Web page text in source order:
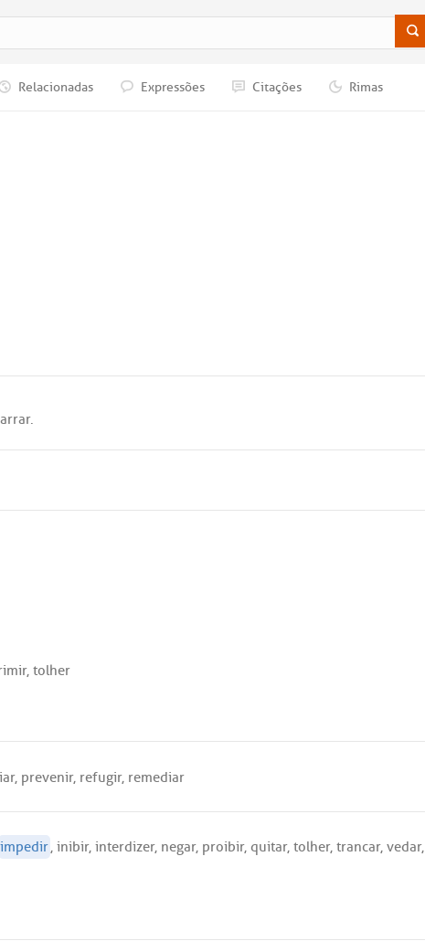
Relacionadas Expressões Citações Rimas
.
, tolher
, prevenir, refugir, remediar
impedir, inibir, interdizer, negar, proibir, quitar, tolher, trancar, vedar,